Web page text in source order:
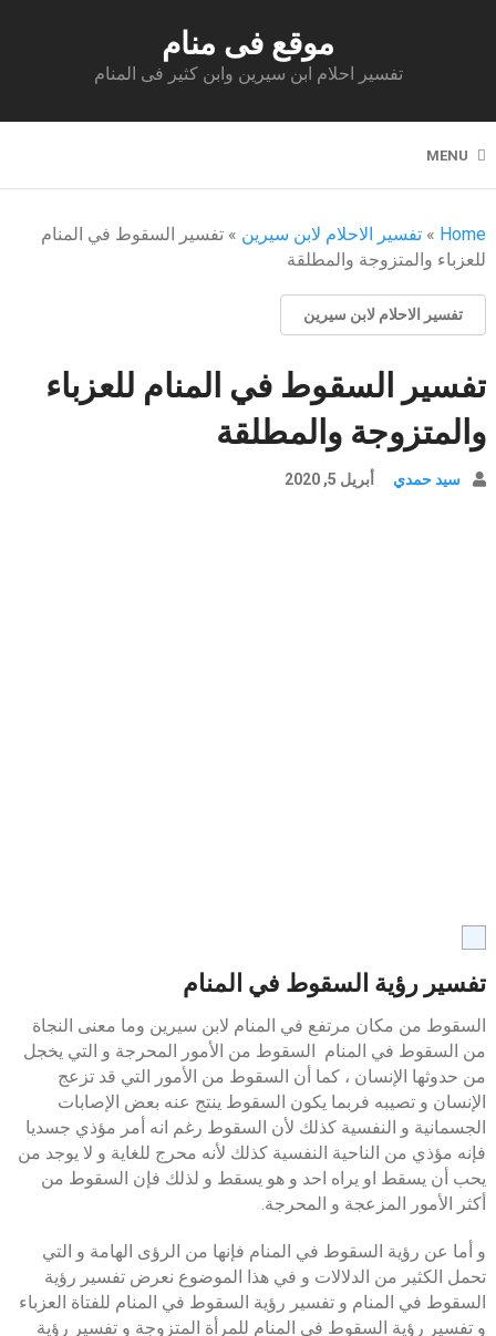
موقع فى منام
تفسير احلام ابن سيرين وابن كثير فى المنام
MENU
Home
» تفسير الاحلام لابن سيرين » تفسير السقوط في المنام
للعزباء والمتزوجة والمطلقة
تفسير الاحلام لابن سيرين
تفسير السقوط في المنام للعزباء
والمتزوجة والمطلقة
سيد حمدي أبريل 5, 2020
تفسير رؤية السقوط في المنام
السقوط من مكان مرتفع في المنام لابن سيرين وما معنى النجاة
من السقوط في المنام السقوط من الأمور المحرجة و التي يخجل
من حدوثها الإنسان ، كما أن السقوط من الأمور التي قد تزعج
الإنسان و تصيبه فربما يكون السقوط ينتج عنه بعض الإصابات
الجسمانية و النفسية كذلك لأن السقوط رغم انه أمر مؤذي جسديا
فإنه مؤذي من الناحية النفسية كذلك لأنه محرج للغاية و لا يوجد من
يحب أن يسقط او يراه احد و هو يسقط و لذلك فإن السقوط من
أكثر الأمور المزعجة و المحرجة.
و أما عن رؤية السقوط في المنام فإنها من الرؤى الهامة و التي
تحمل الكثير من الدلالات و في هذا الموضوع نعرض تفسير رؤية
السقوط في المنام و تفسير رؤية السقوط في المنام للفتاة العزباء
و تفسير رؤية السقوط في المنام للمرأة المتزوجة و تفسير رؤية